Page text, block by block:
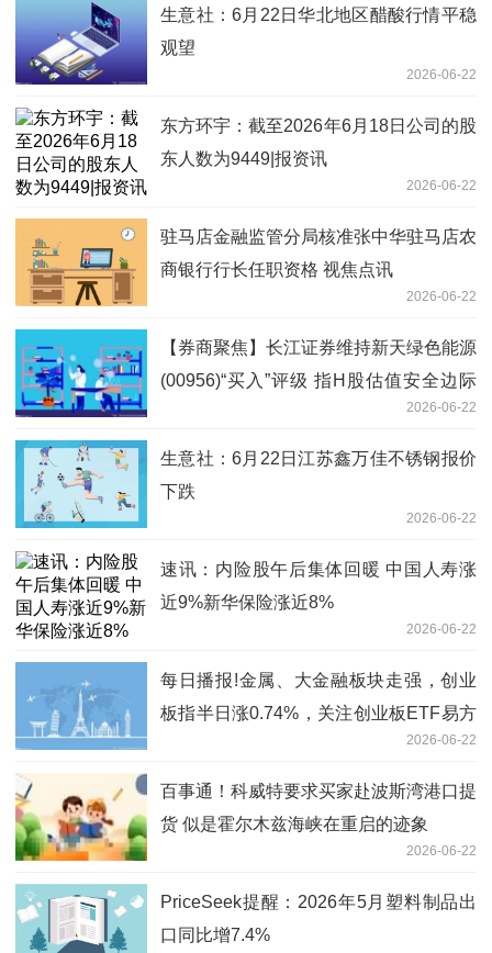
生意社：6月22日华北地区醋酸行情平稳
观望
2026-06-22
东方环宇：截至2026年6月18日公司的股
东人数为9449|报资讯
2026-06-22
驻马店金融监管分局核准张中华驻马店农
商银行行长任职资格 视焦点讯
2026-06-22
【券商聚焦】长江证券维持新天绿色能源
(00956)“买入”评级 指H股估值安全边际
2026-06-22
生意社：6月22日江苏鑫万佳不锈钢报价
下跌
2026-06-22
速讯：内险股午后集体回暖 中国人寿涨
近9%新华保险涨近8%
2026-06-22
每日播报!金属、大金融板块走强，创业
板指半日涨0.74%，关注创业板ETF易方
2026-06-22
百事通！科威特要求买家赴波斯湾港口提
货 似是霍尔木兹海峡在重启的迹象
2026-06-22
PriceSeek提醒：2026年5月塑料制品出
口同比增7.4%